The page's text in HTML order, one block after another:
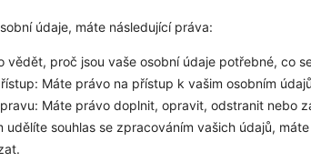
údaje, máte následující práva:
vědět, proč jsou vaše osobní údaje potřebné, co
Máte právo na přístup k vašim osobním
Máte právo doplnit, opravit, odstranit nebo
udělíte souhlas se zpracováním vašich údajů,